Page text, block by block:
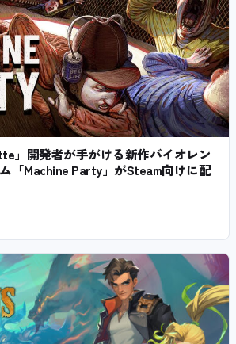
」開発者が手がける新作バイオレン
「Machine Party」がSteam向けに配